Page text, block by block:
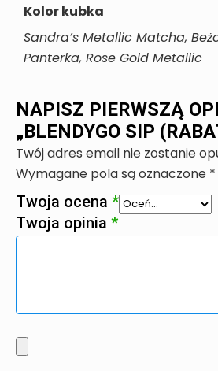
Kolor kubka
Sandra’s Metallic Matcha,
Panterka, Rose Gold Metallic
NAPISZ PIERWSZĄ
„BLENDYGO SIP
Twój adres email nie zostanie
Wymagane pola są oznaczone*
Twoja ocena *
Twoja opinia *